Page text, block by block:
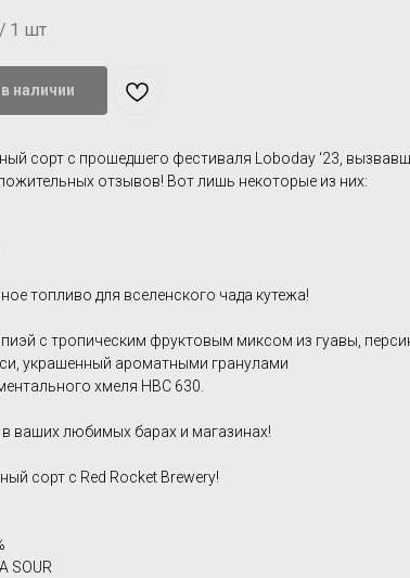
/ 1 шт
наличии
сорт с прошедшего фестиваля Loboday ‘23,
отзывов! Вот лишь некоторые из них:
топливо для вселенского чада кутежа!
с тропическим фруктовым миксом из гуавы,
украшенный ароматными гранулами
хмеля HBC 630.
в ваших любимых барах и магазинах!
сорт с Red Rocket Brewery!
SOUR